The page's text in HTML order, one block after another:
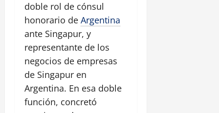
doble rol de cónsul
honorario de Argentina
ante Singapur, y
representante de los
negocios de empresas
de Singapur en
Argentina. En esa doble
función, concretó